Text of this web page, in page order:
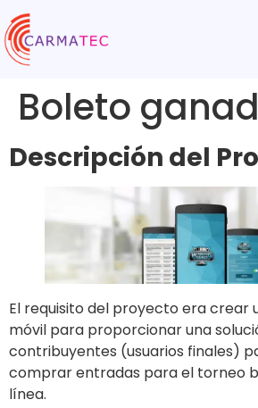
Boleto
Descripción del
El requisito del proyecto era crear
móvil para proporcionar una
contribuyentes (usuarios finales)
comprar entradas para el torneo
línea.